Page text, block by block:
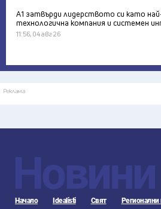
А1 затвърди лидерството си като
технологична компания и системен
11:56, 04 авг 26
Реклама
Новини
Начало Idealisti Свят Регионални